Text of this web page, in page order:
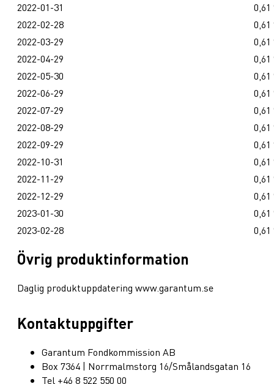
2022-01-31
0,61
2022-02-28
0,61
2022-03-29
0,61
2022-04-29
0,61
2022-05-30
0,61
2022-06-29
0,61
2022-07-29
0,61
2022-08-29
0,61
2022-09-29
0,61
2022-10-31
0,61
2022-11-29
0,61
2022-12-29
0,61
2023-01-30
0,61
2023-02-28
0,61
Övrig produktinformation
Daglig produktuppdatering www.garantum.se
Kontaktuppgifter
Garantum Fondkommission AB
Box 7364 | Norrmalmstorg 16/Smålandsgatan 16
Tel +46 8 522 550 00